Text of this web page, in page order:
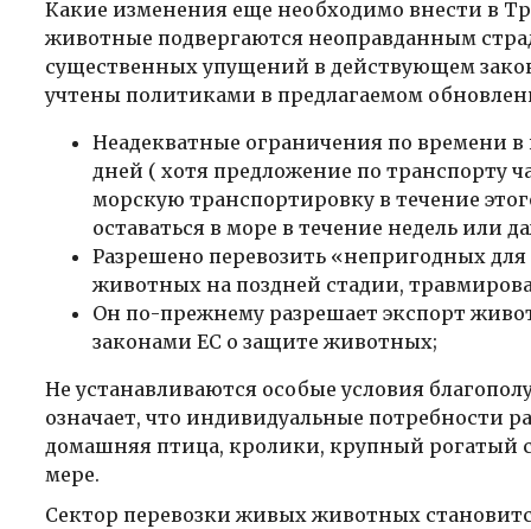
Какие изменения еще необходимо внести в
животные подвергаются неоправданным
существенных упущений в действующем
учтены политиками в предлагаемом
Неадекватные ограничения по времени
дней ( хотя предложение по транспорту
морскую транспортировку в течение
оставаться в море в течение недель или
Разрешено перевозить «непригодных
животных на поздней стадии,
Он по-прежнему разрешает экспорт
законами ЕС о защите животных;
Не устанавливаются особые условия
означает, что индивидуальные потребности
домашняя птица, кролики, крупный рогатый
мере.
Сектор перевозки живых животных